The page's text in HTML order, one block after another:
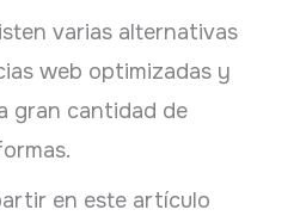
varias alternativas
web optimizadas y
gran cantidad de
en este artículo